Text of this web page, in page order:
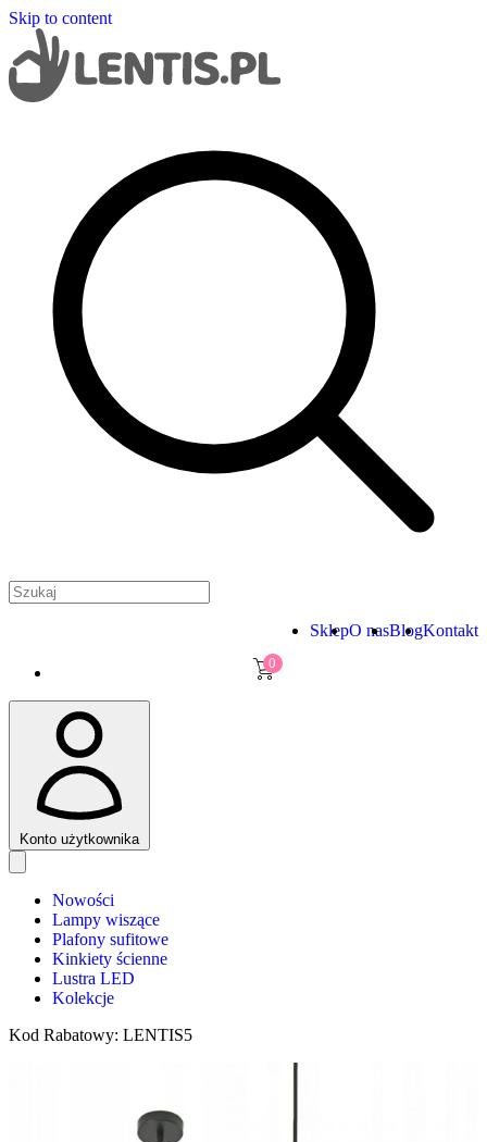
Skip to content
SklepO nasBlogKontakt
0
Konto użytkownika
Nowości
Lampy wiszące
Plafony sufitowe
Kinkiety ścienne
Lustra LED
Kolekcje
Kod Rabatowy: LENTIS5